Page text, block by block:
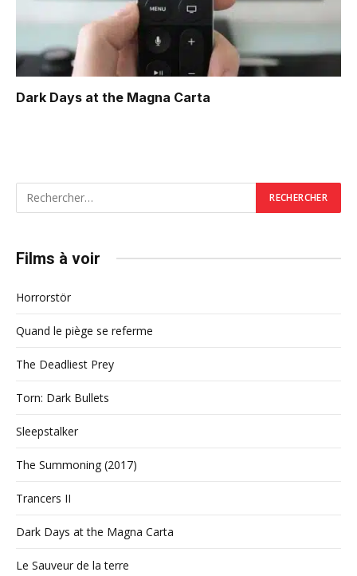
Dark Days at the Magna Carta
Films à voir
Horrorstör
Quand le piège se referme
The Deadliest Prey
Torn: Dark Bullets
Sleepstalker
The Summoning (2017)
Trancers II
Dark Days at the Magna Carta
Le Sauveur de la terre